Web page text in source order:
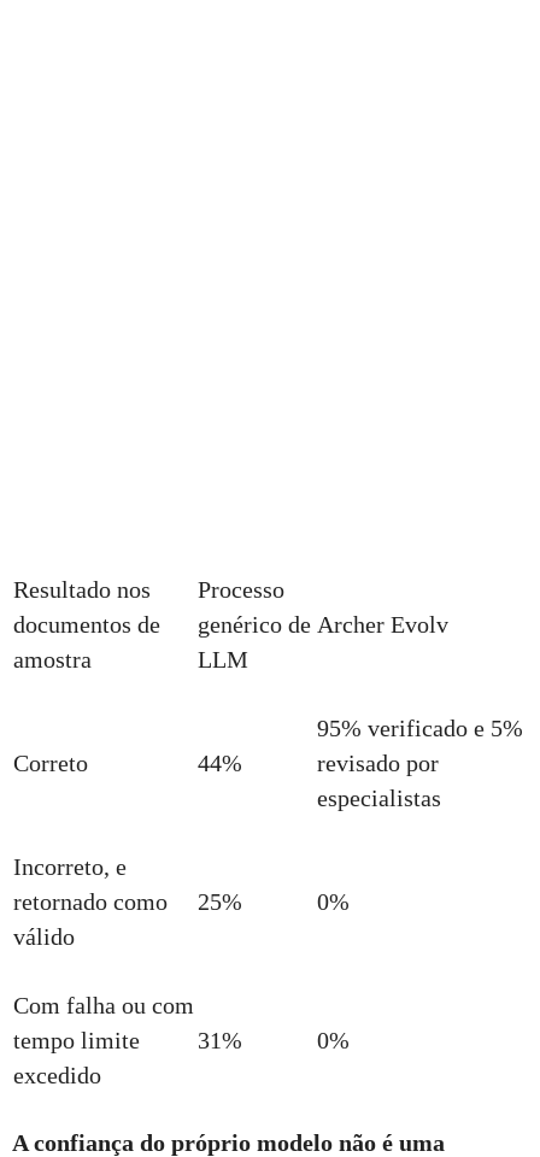
Resultado nos
documentos de
amostra
Processo
genérico de
LLM
Archer Evolv
Correto 44%
95% verificado e 5%
revisado por
especialistas
Incorreto, e
retornado como
válido
25% 0%
Com falha ou com
tempo limite
excedido
31% 0%
A confiança do próprio modelo não é uma